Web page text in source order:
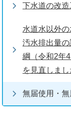
下水道の改
水道水以外
汚水排出量
綱（令和2年
を見直しまし
無届使用・